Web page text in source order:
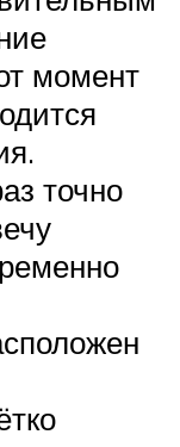
момент
точно